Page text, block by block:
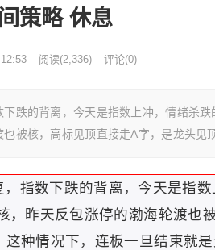
策略 休息
阅读(2,336) 评论(0)
下跌的背离，今天是指数上冲，情绪杀
也被核，高标见顶直接走A字，是龙头见
，指数下跌的背离，今天是指
，昨天反包涨停的渤海轮渡也
这种情况下，连板一旦结束就